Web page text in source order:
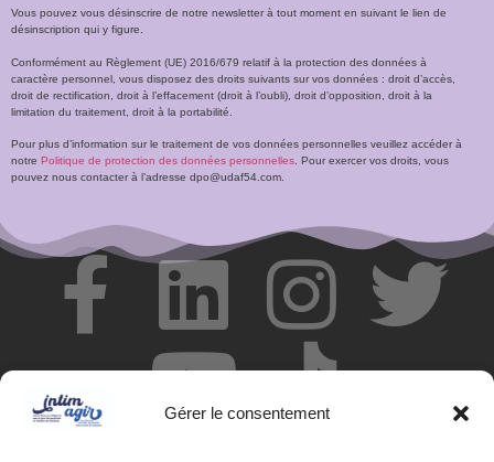
Gérer le consentement
Vous pouvez vous désinscrire de notre newsletter à tout moment en suivant le lien de
désinscription qui y figure.
Conformément au Règlement (UE) 2016/679 relatif à la protection des données à
caractère personnel, vous disposez des droits suivants sur vos données : droit d’accès,
droit de rectification, droit à l’effacement (droit à l’oubli), droit d’opposition, droit à la
limitation du traitement, droit à la portabilité.
Pour plus d’information sur le traitement de vos données personnelles veuillez accéder à
notre Politique de protection des données personnelles . Pour exercer vos droits, vous
pouvez nous contacter à l’adresse dpo@udaf54.com.